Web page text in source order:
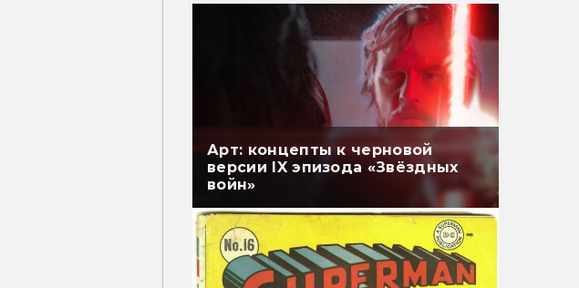
Арт: концепты к черновой
версии IX эпизода «Звёздных
войн»